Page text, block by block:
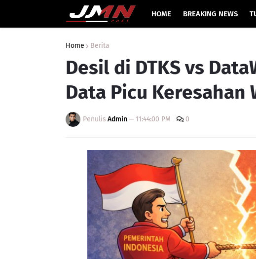
HOME BREAKING NEWS
Home Berita
Desil di DTKS vs
Data Picu Keresahan
Penulis Admin— 11:44:00 PM 0